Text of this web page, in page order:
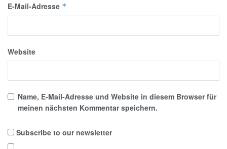
E-Mail-Adresse *
Website
Name, E-Mail-Adresse und Website in diesem Browser für
meinen nächsten Kommentar speichern.
Subscribe to our newsletter